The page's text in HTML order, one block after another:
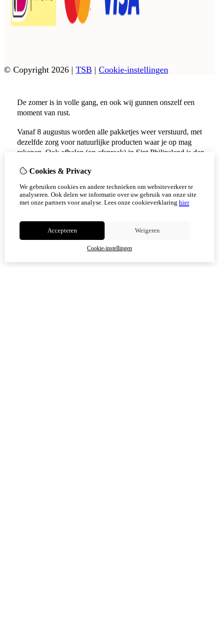
© Copyright 2026 | TSB | Cookie-instellingen
Cookies & Privacy
We gebruiken cookies en andere technieken om websiteverkeer te
analyseren. Ook delen we informatie over uw gebruik van onze site
met onze partners voor analyse. Lees onze cookieverklaring hier
Accepteren Weigeren
Cookie-instellingen
De zomer is in volle gang, en ook wij gunnen onszelf een
moment van rust.
Vanaf 8 augustus worden alle pakketjes weer verstuurd, met
dezelfde zorg voor natuurlijke producten waar je op mag
rekenen. Ook afhalen (op afspraak) in Sint Philipsland is dan
Vanaf 17 augustus zijn alle afhaalpunten (Tholen en
Scherpenisse) weer geopend.